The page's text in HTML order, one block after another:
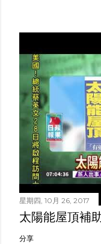
星期四, 10月 26, 2017
太陽能屋頂補
分享